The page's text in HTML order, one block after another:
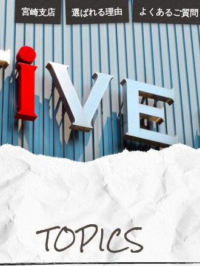
宮崎支店 選ばれる理由 よくあるご質問
TOPICS